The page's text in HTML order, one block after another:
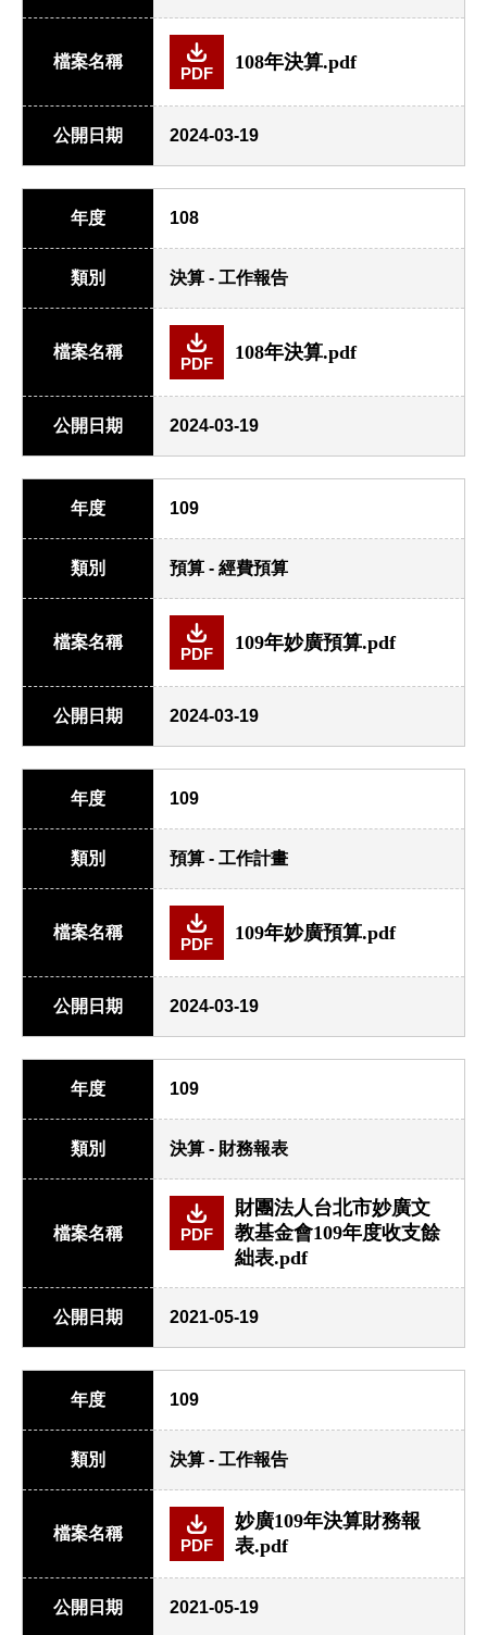
檔案名稱
PDF
108年決算.pdf
公開日期 2024-03-19
年度 108
類別 決算 - 工作報告
檔案名稱
PDF
108年決算.pdf
公開日期 2024-03-19
年度 109
類別 預算 - 經費預算
檔案名稱
PDF
109年妙廣預算.pdf
公開日期 2024-03-19
年度 109
類別 預算 - 工作計畫
檔案名稱
PDF
109年妙廣預算.pdf
公開日期 2024-03-19
年度 109
類別 決算 - 財務報表
檔案名稱 PDF
財團法人台北市妙廣文
教基金會109年度收支餘
絀表.pdf
公開日期 2021-05-19
年度 109
類別 決算 - 工作報告
檔案名稱
PDF
妙廣109年決算財務報
表.pdf
公開日期 2021-05-19